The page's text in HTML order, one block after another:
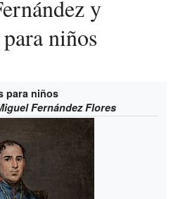
niños
para niños
Fernández Flores